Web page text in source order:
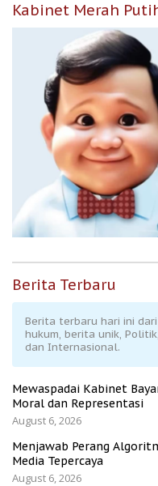
Kabinet Merah
Berita Terbaru
Berita terbaru hari ini
hukum, berita unik,
dan Internasional.
Mewaspadai Kabinet
Moral dan Representasi
August 6, 2026
Menjawab Perang
Media Tepercaya
August 6, 2026